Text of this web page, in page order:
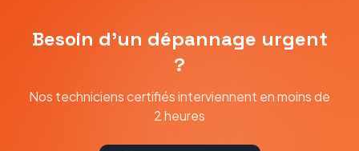
Besoin d'un dépannage urgent
?
Nos techniciens certifiés interviennent en moins de
2 heures